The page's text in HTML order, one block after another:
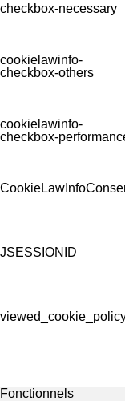
checkbox-necessary
cookielawinfo-
checkbox-others
cookielawinfo-
checkbox-
JSESSIONID
Fonctionnels